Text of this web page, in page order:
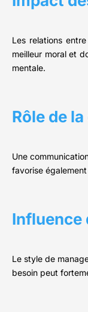
Les relations
meilleur moral et
mentale.
Rôle de
Une
favorise
Influence
Le style de
besoin peut